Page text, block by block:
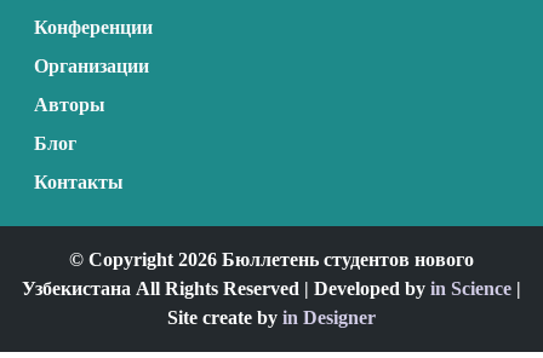
Конференции
Организации
Авторы
Блог
Контакты
© Copyright 2026 Бюллетень студентов нового
Узбекистана All Rights Reserved | Developed by in Science |
Site create by in Designer